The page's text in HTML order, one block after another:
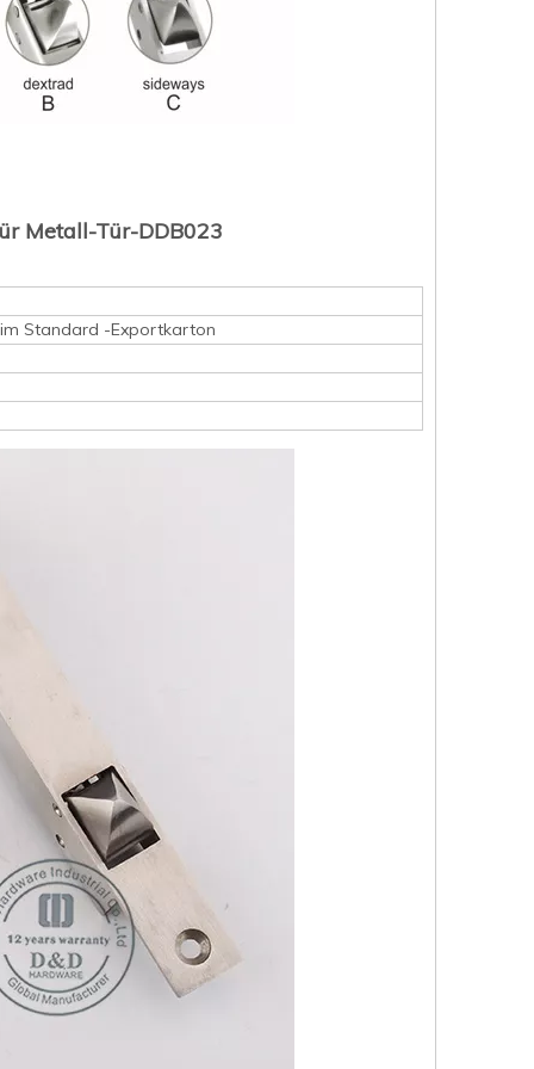
Metall-Tür-DDB023
Standard -Exportkarton